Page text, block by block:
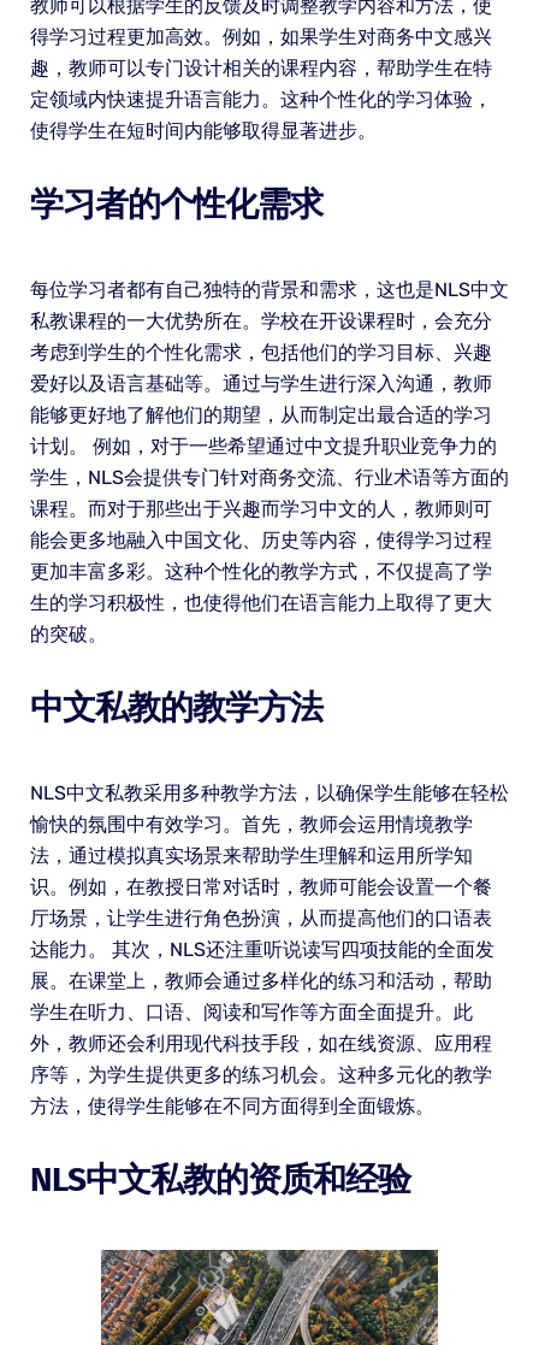
教师可以根据学生的反馈及时调整教学内容和方法，使
得学习过程更加高效。例如，如果学生对商务中文感兴
趣，教师可以专门设计相关的课程内容，帮助学生在特
定领域内快速提升语言能力。这种个性化的学习体验，
使得学生在短时间内能够取得显著进步。
学习者的个性化需求
每位学习者都有自己独特的背景和需求，这也是NLS中文
私教课程的一大优势所在。学校在开设课程时，会充分
考虑到学生的个性化需求，包括他们的学习目标、兴趣
爱好以及语言基础等。通过与学生进行深入沟通，教师
能够更好地了解他们的期望，从而制定出最合适的学习
计划。 例如，对于一些希望通过中文提升职业竞争力的
学生，NLS会提供专门针对商务交流、行业术语等方面的
课程。而对于那些出于兴趣而学习中文的人，教师则可
能会更多地融入中国文化、历史等内容，使得学习过程
更加丰富多彩。这种个性化的教学方式，不仅提高了学
生的学习积极性，也使得他们在语言能力上取得了更大
的突破。
中文私教的教学方法
NLS中文私教采用多种教学方法，以确保学生能够在轻松
愉快的氛围中有效学习。首先，教师会运用情境教学
法，通过模拟真实场景来帮助学生理解和运用所学知
识。例如，在教授日常对话时，教师可能会设置一个餐
厅场景，让学生进行角色扮演，从而提高他们的口语表
达能力。 其次，NLS还注重听说读写四项技能的全面发
展。在课堂上，教师会通过多样化的练习和活动，帮助
学生在听力、口语、阅读和写作等方面全面提升。此
外，教师还会利用现代科技手段，如在线资源、应用程
序等，为学生提供更多的练习机会。这种多元化的教学
方法，使得学生能够在不同方面得到全面锻炼。
NLS中文私教的资质和经验